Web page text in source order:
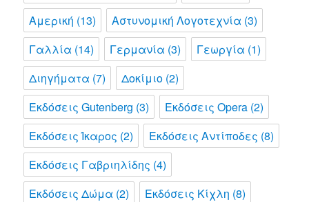
Αμερική (13) Αστυνομική Λογοτεχνία (3)
Γαλλία (14) Γερμανία (3) Γεωργία (1)
Διηγήματα (7) Δοκίμιο (2)
Εκδόσεις Gutenberg (3) Εκδόσεις Opera (2)
Εκδόσεις Ίκαρος (2) Εκδόσεις Αντίποδες (8)
Εκδόσεις Γαβριηλίδης (4)
Εκδόσεις Δώμα (2) Εκδόσεις Κίχλη (8)